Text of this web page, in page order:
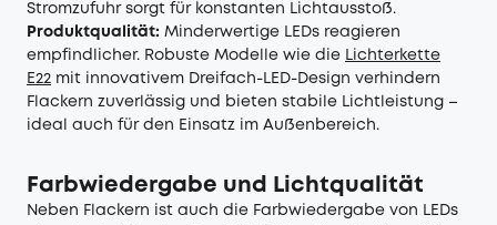
Stromzufuhr sorgt für konstanten Lichtausstoß.
Produktqualität: Minderwertige LEDs reagieren
empfindlicher. Robuste Modelle wie die Lichterkette
E22 mit innovativem Dreifach-LED-Design verhindern
Flackern zuverlässig und bieten stabile Lichtleistung –
ideal auch für den Einsatz im Außenbereich.
Farbwiedergabe und Lichtqualität
Neben Flackern ist auch die Farbwiedergabe von LEDs